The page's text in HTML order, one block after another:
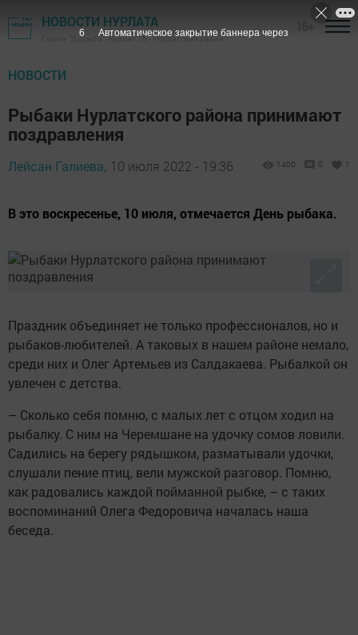
НОВОСТИ НУРЛАТА
Газета "Дружба", Нурлат ТВ - Нурлатский район
НОВОСТИ
Рыбаки Нурлатского района принимают
поздравления
Лейсан Галиева, 10 июля 2022 - 19:36 1400 0 1
В это воскресенье, 10 июля, отмечается День рыбака.
Праздник объединяет не только профессионалов, но и
рыбаков-любителей. А таковых в нашем районе немало,
среди них и Олег Артемьев из Салдакаева. Рыбалкой он
увлечен с детства.
– Сколько себя помню, с малых лет с отцом ходил на
рыбалку. С ним на Черемшане на удочку сомов ловили.
Садились на берегу рядышком, разматывали удочки,
слушали пение птиц, вели мужской разговор. Помню,
как радовались каждой пойманной рыбке, – с таких
воспоминаний Олега Федоровича началась наша
беседа.
5 Автоматическое закрытие баннера через